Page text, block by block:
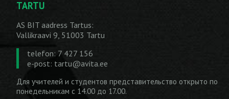
TARTU
AS BIT aadress Tartus:
Vallikraavi 9, 51003 Tartu
telefon: 7 427 156
e-post: tartu@avita.ee
Для учителей и студентов представительство открыто по
понедельникам с 14.00 до 17.00.